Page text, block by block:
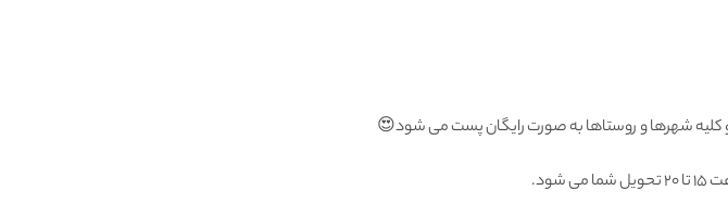
و كليه شهرها و روستاها به صورت رايگان پست می شود😍